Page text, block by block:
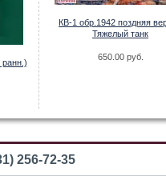
КВ-1 обр.1942 поздняя
Тяжелый танк
650.00 руб.
256-72-35